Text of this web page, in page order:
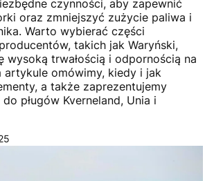
czynności, aby zapewnić
oraz zmniejszyć zużycie paliwa i
Warto wybierać części
takich jak Waryński,
wysoką trwałością i odpornością na
artykule omówimy, kiedy i jak
a także zaprezentujemy
pługów Kverneland, Unia i